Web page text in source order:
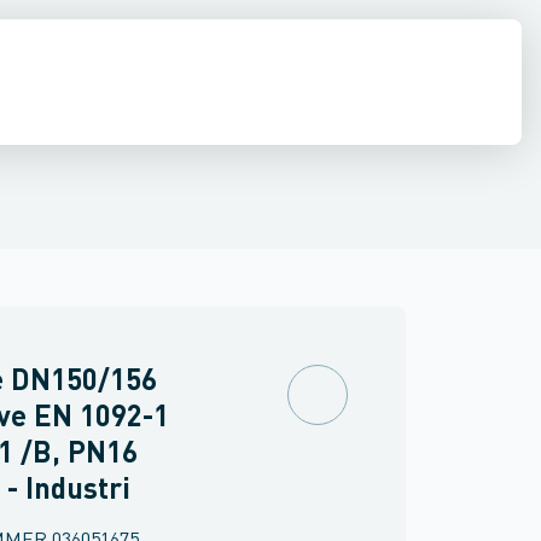
DN150/156
EN 1092-1
/B, PN16
- Industri